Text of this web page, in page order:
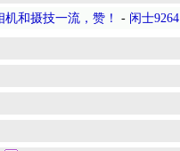
和摄技一流，赞！
- 闲士9264